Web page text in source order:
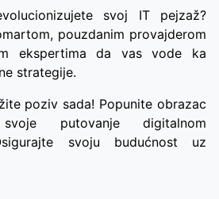
svoj IT pejzaž?
pouzdanim provajderom
ekspertima da vas vode ka
strategije.
poziv sada! Popunite obrazac
putovanje digitalnom
svoju budućnost uz